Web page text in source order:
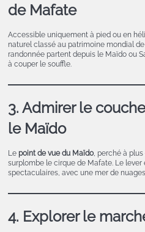
de Mafate
Accessible uniquement à pied ou en
naturel classé au patrimoine mondial de
randonnée partent depuis le Maïdo ou
à couper le souffle.
3. Admirer le
le Maïdo
Le point de vue du Maïdo, perché à plus
surplombe le cirque de Mafate. Le
spectaculaires, avec une mer de
4. Explorer le